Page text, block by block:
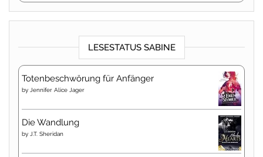
LESESTATUS SABINE
Totenbeschwörung für Anfänger
by Jennifer Alice Jager
Die Wandlung
by J.T. Sheridan